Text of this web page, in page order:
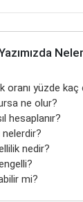
oranı yüzde kaç
ne olur?
hesaplanır?
nelerdir?
nedir?
mi?